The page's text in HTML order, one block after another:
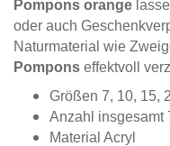
Pompons orange
oder auch
Naturmaterial wie
Pompons effektvoll
Größen 7, 10, 15,
Anzahl insgesamt
Material Acryl